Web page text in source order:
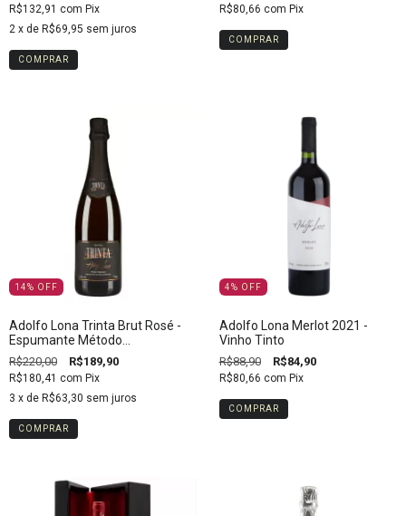
R$132,91 com Pix
2 x de R$69,95 sem juros
R$80,66 com Pix
14% OFF
Adolfo Lona Trinta Brut Rosé -
Espumante Método
Tradicional
R$220,00 R$189,90
R$180,41 com Pix
3 x de R$63,30 sem juros
4% OFF
Adolfo Lona Merlot 2021 -
Vinho Tinto
R$88,90 R$84,90
R$80,66 com Pix